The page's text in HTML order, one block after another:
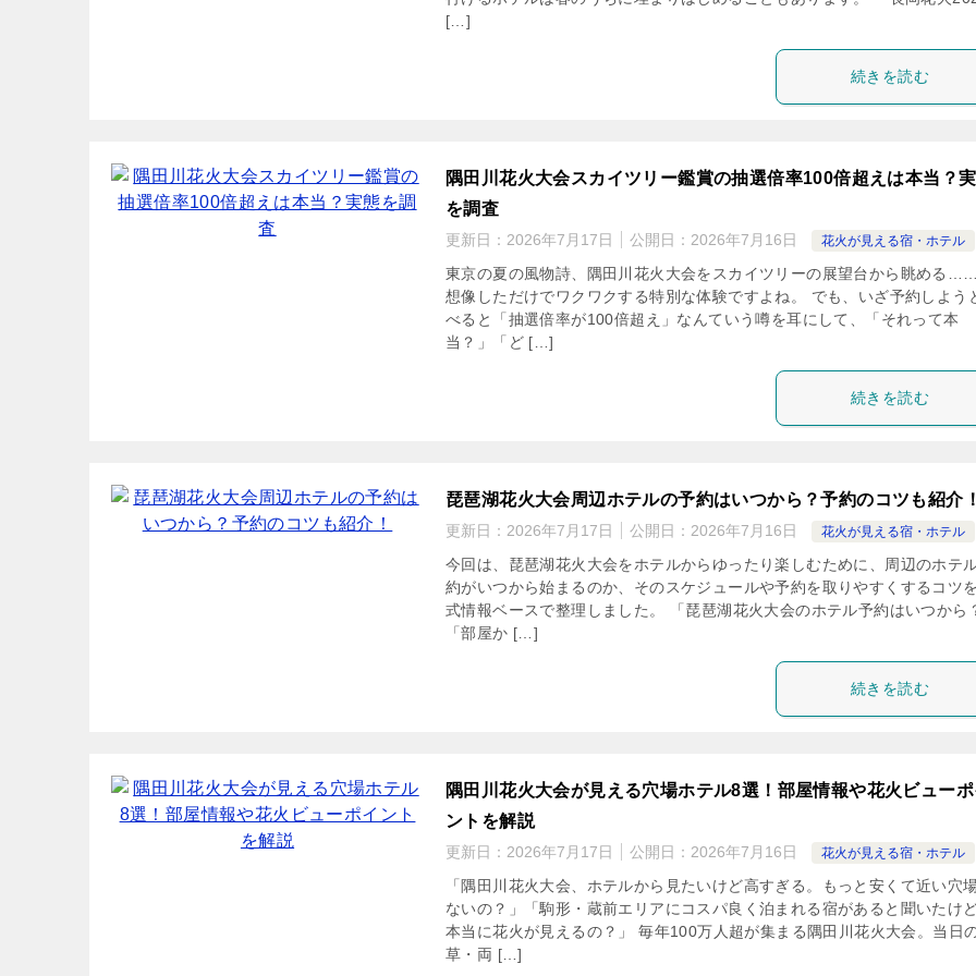
[…]
続きを読む
隅田川花火大会スカイツリー鑑賞の抽選倍率100倍超えは本当？
を調査
更新日： 2026年7月17日 公開日： 2026年7月16日 花火が見える宿・ホテル
東京の夏の風物詩、隅田川花火大会をスカイツリーの展望台から眺める……
想像しただけでワクワクする特別な体験ですよね。 でも、いざ予約しよう
べると「抽選倍率が100倍超え」なんていう噂を耳にして、「それって本
当？」「ど […]
続きを読む
琵琶湖花火大会周辺ホテルの予約はいつから？予約のコツも紹介！
更新日： 2026年7月17日 公開日： 2026年7月16日 花火が見える宿・ホテル
今回は、琵琶湖花火大会をホテルからゆったり楽しむために、周辺のホテ
約がいつから始まるのか、そのスケジュールや予約を取りやすくするコツ
式情報ベースで整理しました。 「琵琶湖花火大会のホテル予約はいつから
「部屋か […]
続きを読む
隅田川花火大会が見える穴場ホテル8選！部屋情報や花火ビューポ
ントを解説
更新日： 2026年7月17日 公開日： 2026年7月16日 花火が見える宿・ホテル
「隅田川花火大会、ホテルから見たいけど高すぎる。もっと安くて近い穴
ないの？」「駒形・蔵前エリアにコスパ良く泊まれる宿があると聞いたけど
本当に花火が見えるの？」 毎年100万人超が集まる隅田川花火大会。当日
草・両 […]